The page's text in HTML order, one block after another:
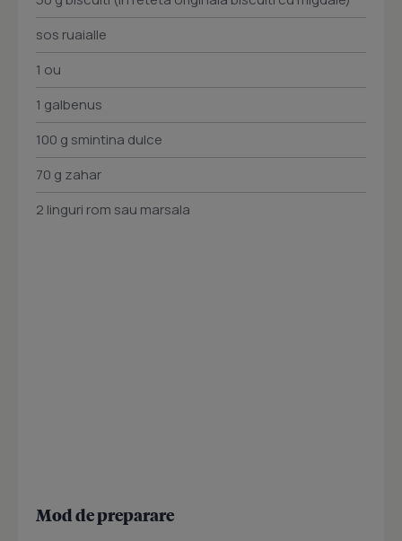
sos ruaialle
1 ou
1 galbenus
100 g smintina dulce
70 g zahar
2 linguri rom sau marsala
Mod de preparare